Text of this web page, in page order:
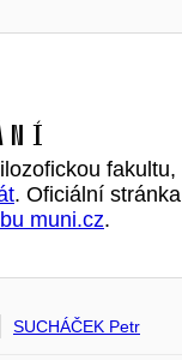
fakultu,
. Oficiální stránka
muni.cz.
SUCHÁČEK Petr